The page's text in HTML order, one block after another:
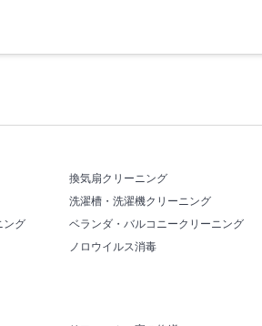
換気扇クリーニング
洗濯槽・洗濯機クリーニング
ング ベランダ・バルコニークリーニング
ノロウイルス消毒